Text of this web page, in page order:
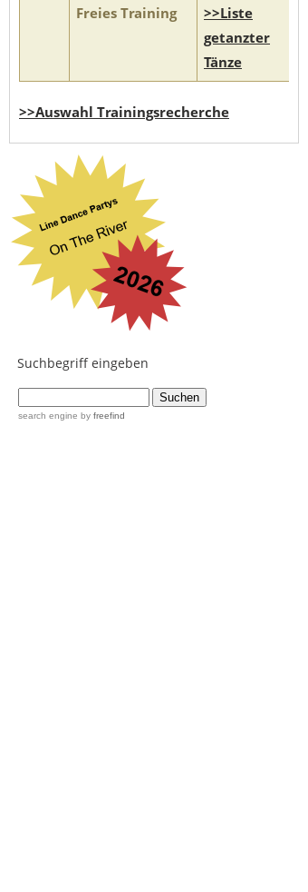
Freies Training
>>Liste
getanzter
Tänze
>>Auswahl Trainingsrecherche
Suchbegriff eingeben
search engine by freefind